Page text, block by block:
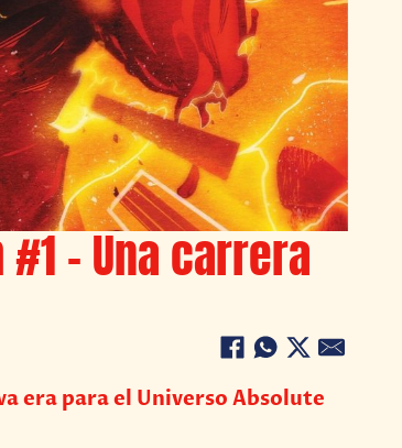
– Una carrera
era para el Universo Absolute